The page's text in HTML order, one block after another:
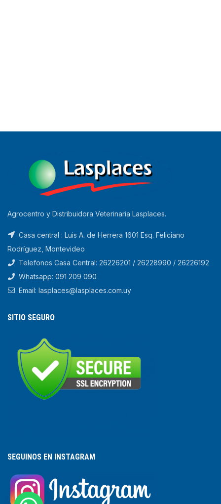
Agrocentro y Distribuidora Veterinaria Lasplaces.
Casa central : Luis A. de Herrera 1601 Esq. Feliciano
Rodríguez, Montevideo
Telefonos Casa Central: 26226201 / 26228990 / 26226192
Whatsapp: 091 209 090
Email: lasplaces@lasplaces.com.uy
SITIO SEGURO
SEGUINOS EN INSTAGRAM